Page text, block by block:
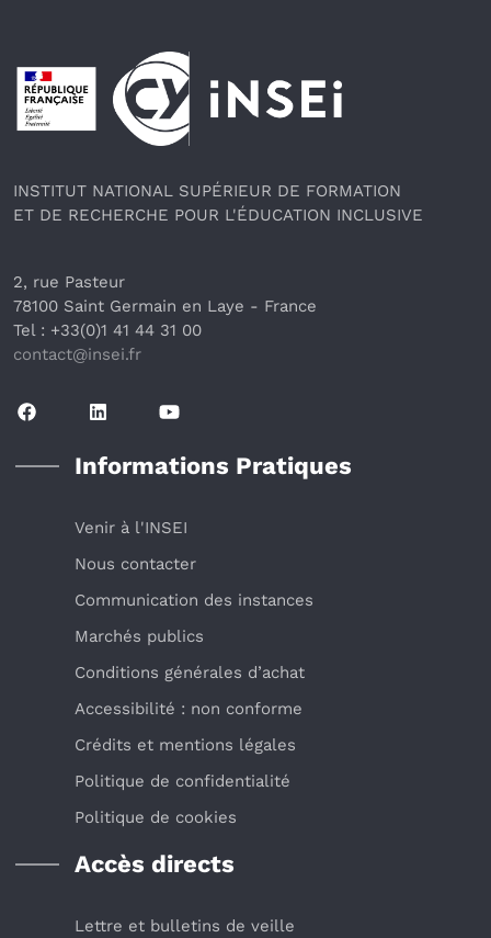
Pied de page
INSTITUT NATIONAL SUPÉRIEUR DE FORMATION
ET DE RECHERCHE POUR L'ÉDUCATION INCLUSIVE
2, rue Pasteur
78100 Saint Germain en Laye - France
Tel : +33(0)1 41 44 31 00
contact@insei.fr
Informations Pratiques
Venir à l'INSEI
Nous contacter
Communication des instances
Marchés publics
Conditions générales d’achat
Accessibilité : non conforme
Crédits et mentions légales
Politique de confidentialité
Politique de cookies
Accès directs
Lettre et bulletins de veille